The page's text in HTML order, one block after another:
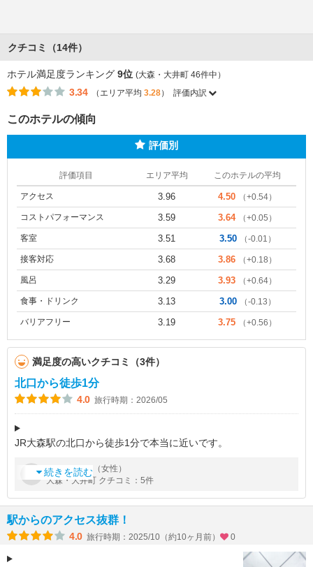
クチコミ（14件）
ホテル満足度ランキング 9位 (大森・大井町 46件中）
3.34 （エリア平均 3.28） 評価内訳
このホテルの傾向
評価別
評価項目 エリア平均 このホテルの平均
アクセス 3.96 4.50 （+0.54）
コストパフォーマンス 3.59 3.64 （+0.05）
客室 3.51 3.50 （-0.01）
接客対応 3.68 3.86 （+0.18）
風呂 3.29 3.93 （+0.64）
食事・ドリンク 3.13 3.00 （-0.13）
バリアフリー 3.19 3.75 （+0.56）
満足度の高いクチコミ（3件）
北口から徒歩1分
4.0 旅行時期：2026/05
JR大森駅の北口から徒歩1分で本当に近いです。
で多くなくて、移動にとても便利です。
ホテル一階にコンビニのセブンイレブンもあり、大浴場も
続きを読む
byルル さん（女性）
大森・大井町 クチコミ：5件
駅からのアクセス抜群！
4.0 旅行時期：2025/10（約10ヶ月前） 0